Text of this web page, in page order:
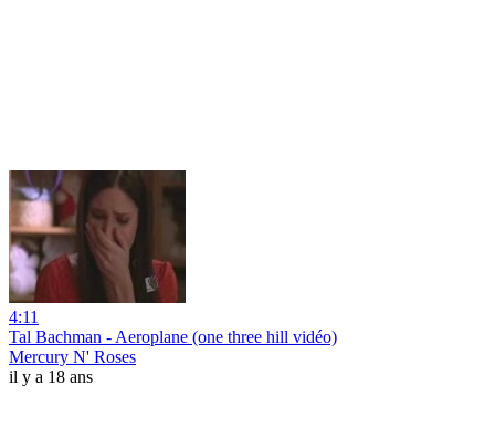
4:11
Tal Bachman - Aeroplane (one three hill vidéo)
Mercury N' Roses
il y a 18 ans